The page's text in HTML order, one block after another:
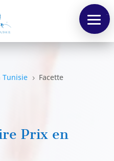
Tunisie 5
Facette
Prix en